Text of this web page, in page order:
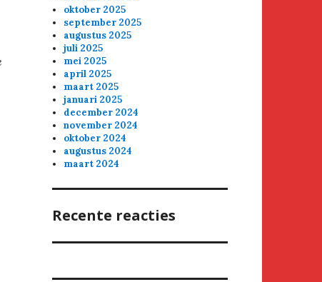
oktober 2025
september 2025
augustus 2025
juli 2025
mei 2025
april 2025
maart 2025
januari 2025
december 2024
november 2024
oktober 2024
augustus 2024
maart 2024
Recente reacties